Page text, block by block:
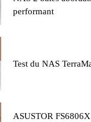
performant
Test du NAS
ASUSTOR